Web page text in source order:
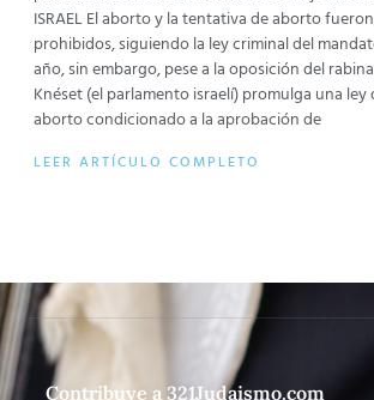
ISRAEL El aborto y la tentativa de aborto
prohibidos, siguiendo la ley criminal del
año, sin embargo, pese a la oposición del
Knéset (el parlamento israelí) promulga una
aborto condicionado a la aprobación de
LEER ARTÍCULO COMPLETO
Contribuye a 321Judaismo.com